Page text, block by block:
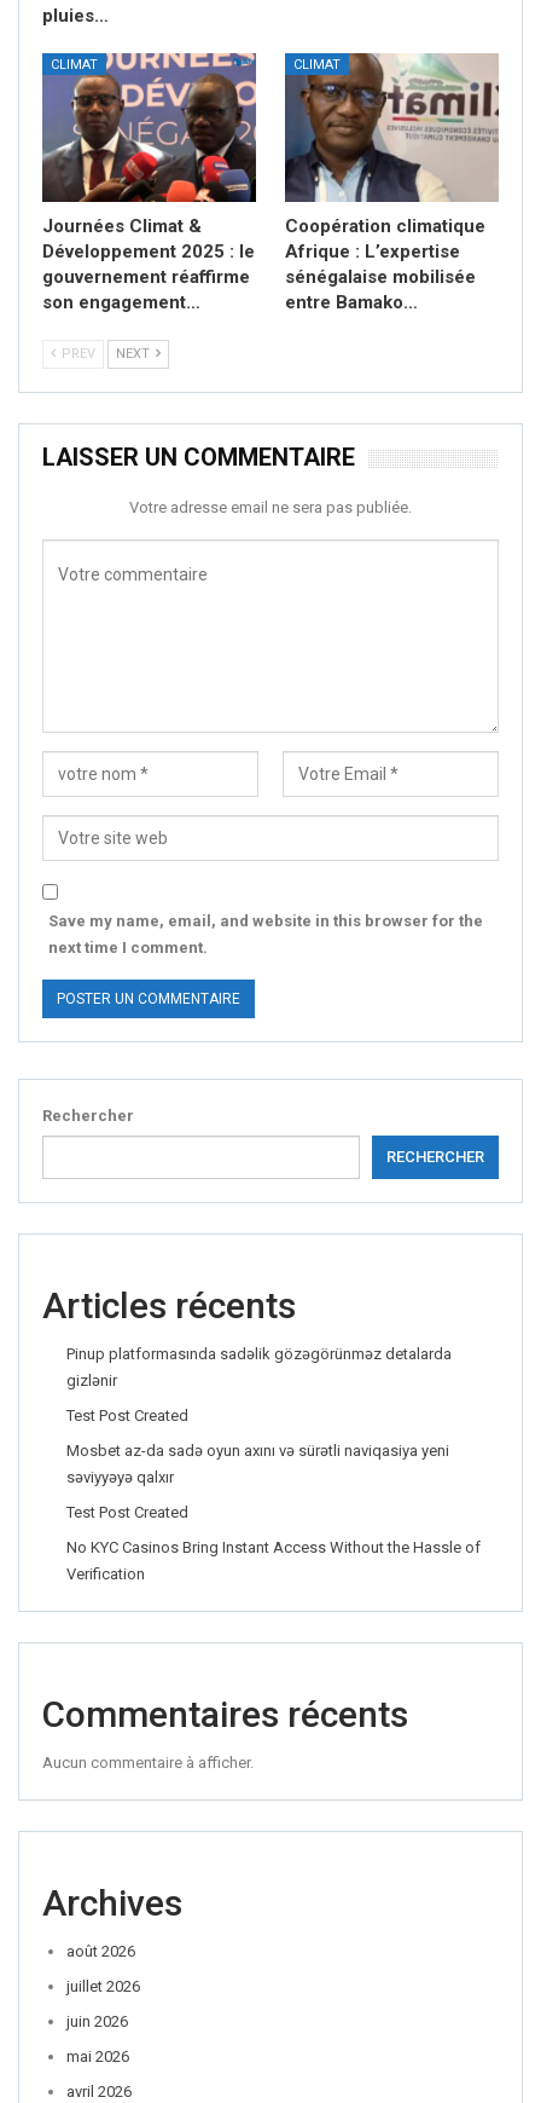
pluies…
CLIMAT
Journées Climat &
Développement 2025 : le
gouvernement réaffirme
son engagement…
CLIMAT
Coopération climatique
Afrique : L’expertise
sénégalaise mobilisée
entre Bamako…
PREV NEXT
LAISSER UN COMMENTAIRE
Votre adresse email ne sera pas publiée.
Save my name, email, and website in this browser for the
next time I comment.
Rechercher
RECHERCHER
Articles récents
Pinup platformasında sadəlik gözəgörünməz detalarda
gizlənir
Test Post Created
Mosbet az-da sadə oyun axını və sürətli naviqasiya yeni
səviyyəyə qalxır
Test Post Created
No KYC Casinos Bring Instant Access Without the Hassle of
Verification
Commentaires récents
Aucun commentaire à afficher.
Archives
août 2026
juillet 2026
juin 2026
mai 2026
avril 2026